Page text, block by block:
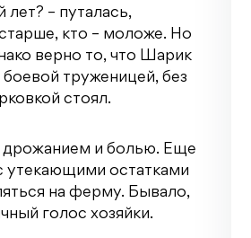
лет? – путалась,
кто – моложе. Но
верно то, что Шарик
труженицей, без
стоял.
дрожанием и болью. Еще
утекающими остатками
на ферму. Бывало,
голос хозяйки.